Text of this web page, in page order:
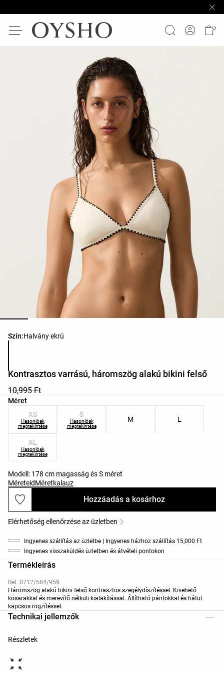
Szín:Halvány ekrü
Termékszínek listája
Kontrasztos varrású, háromszög alakú bikini felső
10,995 Ft
Méret
Termékméretek listája
XS
Hasonlóak
megtekintése
S
Hasonlóak
megtekintése
M L
XL
Hasonlóak
megtekintése
Modell: 178 cm magasság és S méret
MéreteidMéretkalauz
Hozzáadás a kosárhoz
Elérhetőség ellenőrzése az üzletben
Ingyenes szállítás az üzletbe | Ingyenes házhoz szállítás 15,000 Ft
Ingyenes visszaküldés üzletben és átvételi pontokon
Termékleírás
Ref. 0712/584/959
Háromszög alakú bikini felső kontrasztos szegélydíszítéssel. Kivehető
kosarakkal és merevítő nélküli kialakítással. Állítható pántokkal és hátul
kapcsos rögzítéssel.
Technikai jellemzők
Részletek